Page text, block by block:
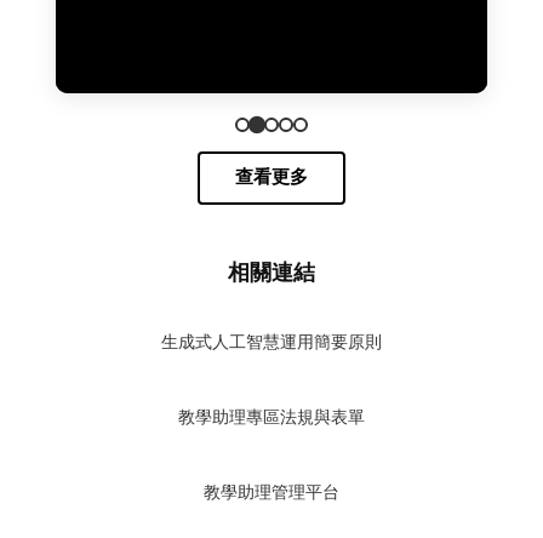
查看更多
相關連結
生成式人工智慧運用簡要原則
教學助理專區法規與表單
教學助理管理平台